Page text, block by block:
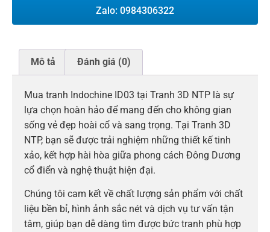
Zalo: 0984306322
Mô tả Đánh giá (0)
Mua tranh Indochine ID03 tại Tranh 3D NTP là sự
lựa chọn hoàn hảo để mang đến cho không gian
sống vẻ đẹp hoài cổ và sang trọng. Tại Tranh 3D
NTP, bạn sẽ được trải nghiệm những thiết kế tinh
xảo, kết hợp hài hòa giữa phong cách Đông Dương
cổ điển và nghệ thuật hiện đại.
Chúng tôi cam kết về chất lượng sản phẩm với chất
liệu bền bỉ, hình ảnh sắc nét và dịch vụ tư vấn tận
tâm, giúp bạn dễ dàng tìm được bức tranh phù hợp